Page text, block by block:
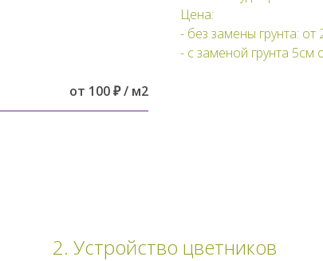
от 100 ₽ / м2
Цена:
- без замены грунта: от
- с заменой грунта 5см
2. Устройство цветников